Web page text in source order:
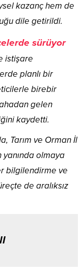
kazanç hem de
dile getirildi.
sürüyor
istişare
planlı bir
birebir
gelen
kaydetti.
Tarım ve Orman İl
olmaya
bilgilendirme ve
de aralıksız